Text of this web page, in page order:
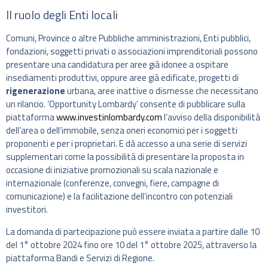
Il ruolo degli Enti locali
Comuni, Province o altre Pubbliche amministrazioni, Enti pubblici,
fondazioni, soggetti privati o associazioni imprenditoriali possono
presentare una candidatura per aree già idonee a ospitare
insediamenti produttivi, oppure aree già edificate, progetti di
rigenerazioneurbana, aree inattive o dismesse che necessitano
un rilancio. ‘Opportunity Lombardy’ consente di pubblicare sulla
piattaformawww.investinlombardy.coml’avviso della disponibilità
dell’area o dell’immobile, senza oneri economici per i soggetti
proponenti e per i proprietari. E dà accesso a una serie di servizi
supplementari come la possibilità di presentare la proposta in
occasione di iniziative promozionali su scala nazionale e
internazionale (conferenze, convegni, fiere, campagne di
comunicazione) e la facilitazione dell’incontro con potenziali
investitori.
La domanda di partecipazione può essere inviata a partire dalle 10
del 1° ottobre 2024 fino ore 10 del 1° ottobre 2025, attraverso la
piattaforma Bandi e Servizi di Regione.